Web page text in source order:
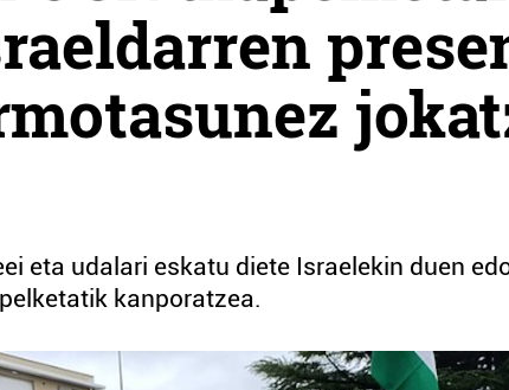
eta udalari eskatu diete Israelekin duen
kanporatzea.